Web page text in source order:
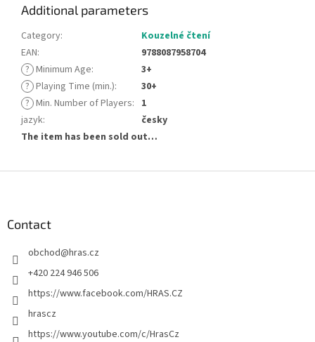
Additional parameters
Category:
Kouzelné čtení
EAN:
9788087958704
? Minimum Age:
3+
? Playing Time (min.):
30+
? Min. Number of Players: 1
jazyk:
česky
The item has been sold out…
Contact
obchod@hras.cz
+420 224 946 506
https://www.facebook.com/HRAS.CZ
hrascz
https://www.youtube.com/c/HrasCz